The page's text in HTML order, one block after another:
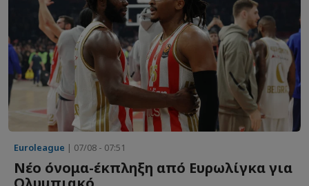
Euroleague | 07/08 - 07:51
Νέο όνομα-έκπληξη από Ευρωλίγκα για